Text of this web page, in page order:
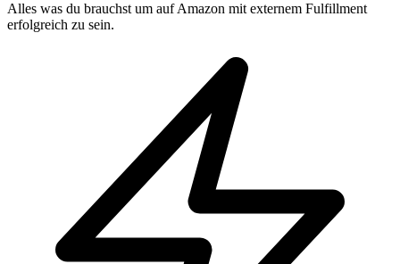
Alles was du brauchst um auf Amazon mit externem Fulfillment
erfolgreich zu sein.